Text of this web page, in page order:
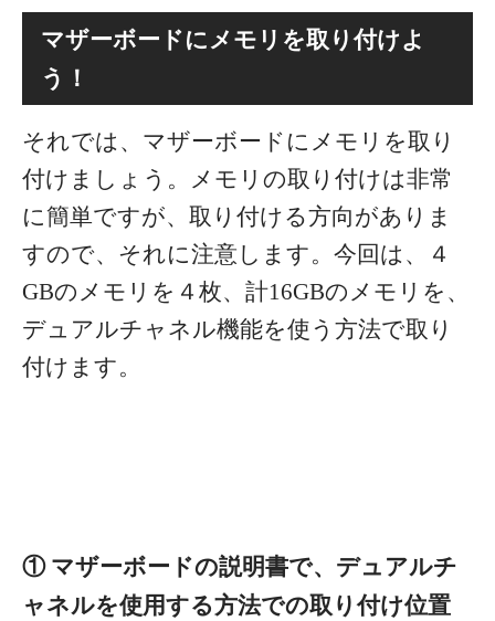
マザーボードにメモリを取り付けよ
う！
それでは、マザーボードにメモリを取り
付けましょう。メモリの取り付けは非常
に簡単ですが、取り付ける方向がありま
すので、それに注意します。今回は、４
GBのメモリを４枚、計16GBのメモリを、
デュアルチャネル機能を使う方法で取り
付けます。
① マザーボードの説明書で、デュアルチ
ャネルを使用する方法での取り付け位置